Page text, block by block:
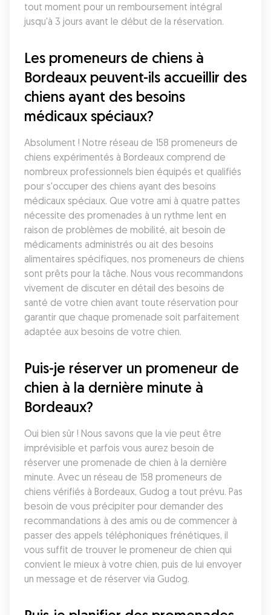
tout moment pour un remboursement intégral
jusqu'à 3 jours avant le début de la réservation.
Les promeneurs de chiens à
Bordeaux peuvent-ils accueillir des
chiens ayant des besoins
médicaux spéciaux?
Absolument ! Notre réseau de 158 promeneurs de
chiens expérimentés à Bordeaux comprend de
nombreux professionnels bien équipés et qualifiés
pour s'occuper des chiens ayant des besoins
médicaux spéciaux. Que votre ami à quatre pattes
nécessite des promenades à un rythme lent en
raison de problèmes de mobilité, ait besoin de
médicaments administrés ou ait des besoins
alimentaires spécifiques, nos promeneurs de chiens
sont prêts pour la tâche. Nous vous recommandons
vivement de discuter en détail des besoins de
santé de votre chien avant toute réservation pour
garantir que chaque promenade soit parfaitement
adaptée aux besoins de votre chien.
Puis-je réserver un promeneur de
chien à la dernière minute à
Bordeaux?
Oui bien sûr ! Nous savons que la vie peut être
imprévisible et parfois vous aurez besoin de
réserver une promenade de chien à la dernière
minute. Avec un réseau de 158 promeneurs de
chiens vérifiés à Bordeaux, Gudog a tout prévu. Pas
besoin de vous précipiter pour demander des
recommandations à des amis ou de commencer à
passer des appels téléphoniques frénétiques, il
vous suffit de trouver le promeneur de chien qui
convient le mieux à votre chien, puis de lui envoyer
un message et de réserver via Gudog.